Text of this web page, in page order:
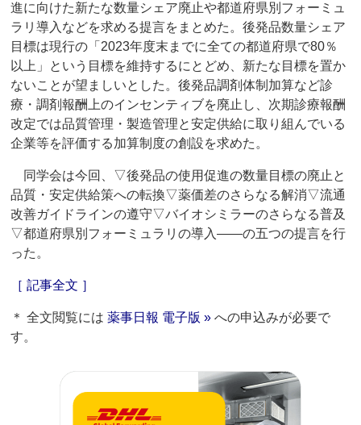
進に向けた新たな数量シェア廃止や都道府県別フォーミュ
ラリ導入などを求める提言をまとめた。後発品数量シェア
目標は現行の「2023年度末までに全ての都道府県で80％
以上」という目標を維持するにとどめ、新たな目標を置か
ないことが望ましいとした。後発品調剤体制加算など診
療・調剤報酬上のインセンティブを廃止し、次期診療報酬
改定では品質管理・製造管理と安定供給に取り組んでいる
企業等を評価する加算制度の創設を求めた。
同学会は今回、▽後発品の使用促進の数量目標の廃止と
品質・安定供給策への転換▽薬価差のさらなる解消▽流通
改善ガイドラインの遵守▽バイオシミラーのさらなる普及
▽都道府県別フォーミュラリの導入――の五つの提言を行
った。
［ 記事全文 ］
＊ 全文閲覧には薬事日報 電子版 » への申込みが必要で
す。